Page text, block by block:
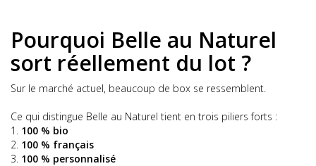
Pourquoi Belle au Naturel
sort réellement du lot ?
Sur le marché actuel, beaucoup de box se ressemblent.
Ce qui distingue Belle au Naturel tient en trois piliers forts :
100 % bio
100 % français
100 % personnalisé